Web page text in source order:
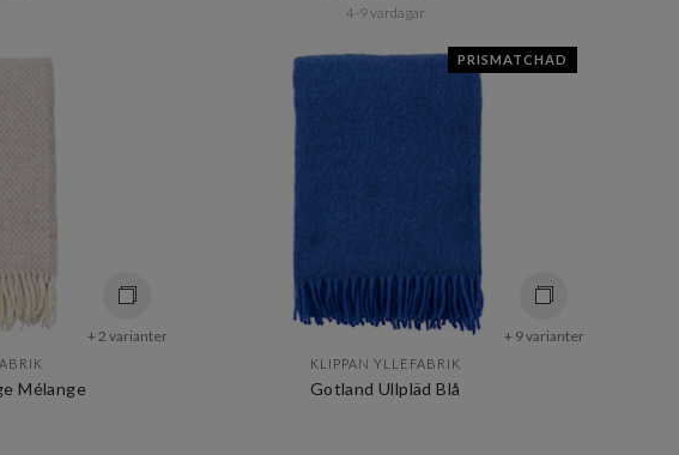
4-9 vardagar
+ 2 varianter
Mélange
PRISMATCHAD
+ 9 varianter
KLIPPAN YLLEFABRIK
Gotland Ullpläd Blå